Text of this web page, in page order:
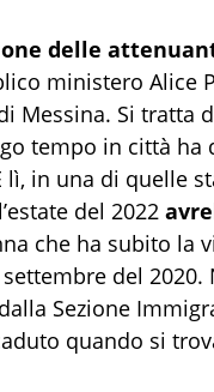
delle
ministero Alice
Messina. Si tratta
tempo in città ha
in una di quelle
del 2022
che ha subito la
del
Sezione
quando si